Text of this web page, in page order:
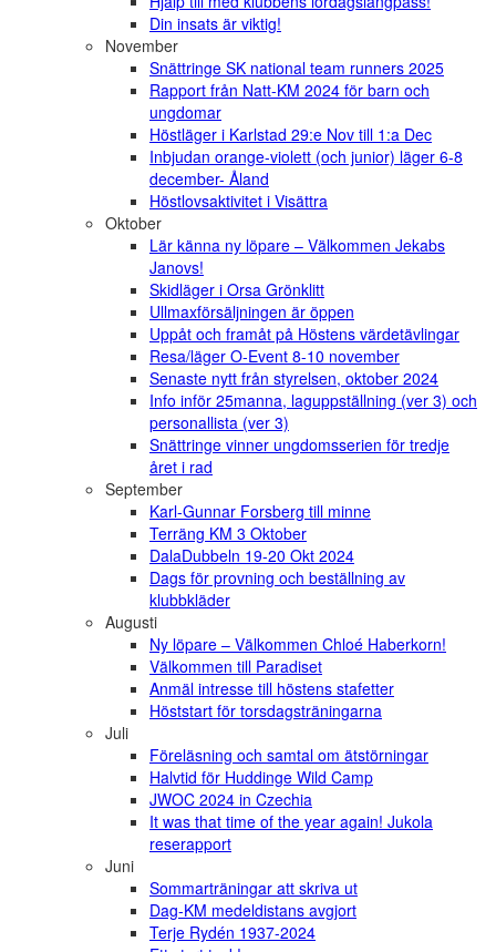
Din insats är viktig!
November
Snättringe SK national team runners 2025
Rapport från Natt-KM 2024 för barn och
ungdomar
Höstläger i Karlstad 29:e Nov till 1:a Dec
Inbjudan orange-violett (och junior) läger 6-8
december- Åland
Höstlovsaktivitet i Visättra
Oktober
Lär känna ny löpare – Välkommen Jekabs
Janovs!
Skidläger i Orsa Grönklitt
Ullmaxförsäljningen är öppen
Uppåt och framåt på Höstens värdetävlingar
Resa/läger O-Event 8-10 november
Senaste nytt från styrelsen, oktober 2024
Info inför 25manna, laguppställning (ver 3) och
personallista (ver 3)
Snättringe vinner ungdomsserien för tredje
året i rad
September
Karl-Gunnar Forsberg till minne
Terräng KM 3 Oktober
DalaDubbeln 19-20 Okt 2024
Dags för provning och beställning av
klubbkläder
Augusti
Ny löpare – Välkommen Chloé Haberkorn!
Välkommen till Paradiset
Anmäl intresse till höstens stafetter
Höststart för torsdagsträningarna
Juli
Föreläsning och samtal om ätstörningar
Halvtid för Huddinge Wild Camp
JWOC 2024 in Czechia
It was that time of the year again! Jukola
reserapport
Juni
Sommarträningar att skriva ut
Dag-KM medeldistans avgjort
Terje Rydén 1937-2024